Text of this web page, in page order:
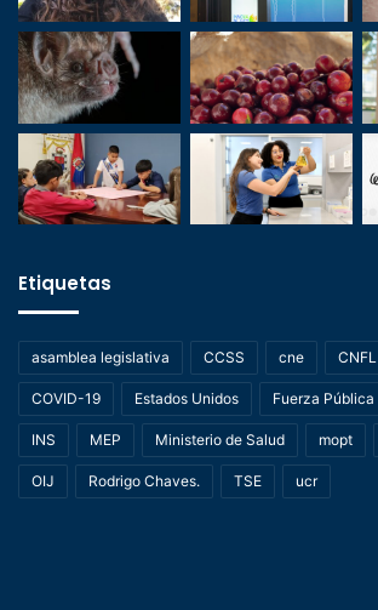
Etiquetas
asamblea legislativa CCSS cne CNFL
COVID-19 Estados Unidos Fuerza Pública
INS MEP Ministerio de Salud mopt
OIJ Rodrigo Chaves. TSE ucr